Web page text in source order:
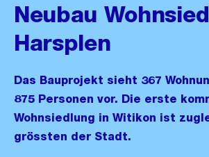
Neubau
Harsplen
Das Bauprojekt sieht 367
875 Personen vor. Die erste
Wohnsiedlung in Witikon ist
grössten der Stadt.